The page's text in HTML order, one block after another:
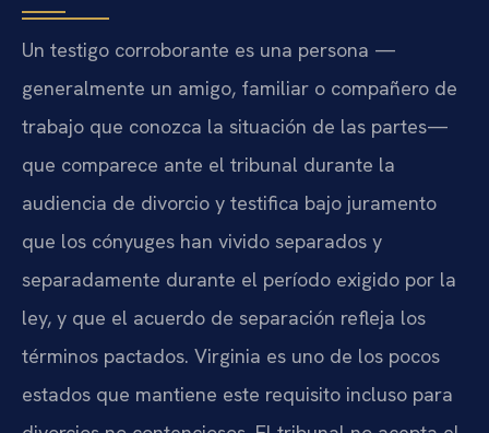
Un testigo corroborante es una persona —
generalmente un amigo, familiar o compañero de
trabajo que conozca la situación de las partes—
que comparece ante el tribunal durante la
audiencia de divorcio y testifica bajo juramento
que los cónyuges han vivido separados y
separadamente durante el período exigido por la
ley, y que el acuerdo de separación refleja los
términos pactados. Virginia es uno de los pocos
estados que mantiene este requisito incluso para